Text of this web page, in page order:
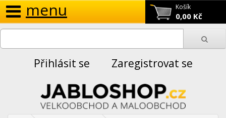
Košík
0,00 Kč
menu
Přihlásit se Zaregistrovat se